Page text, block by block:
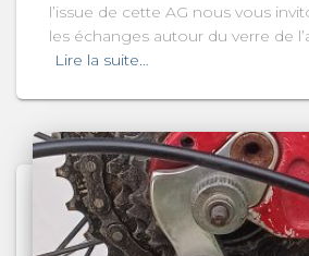
l’issue de cette AG nous vous
les échanges autour du verre de
Lire la suite…